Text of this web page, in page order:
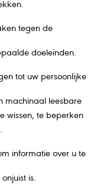
tegen de
doeleinden.
tot uw persoonlijke
machinaal leesbare
wissen, te beperken
informatie over u te
is.